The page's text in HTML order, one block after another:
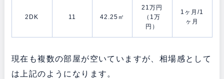
2DK 11 42.25㎡
21万円
（1万
円）
1ヶ月/1
ヶ月
現在も複数の部屋が空いていますが、相場感として
は上記のようになります。